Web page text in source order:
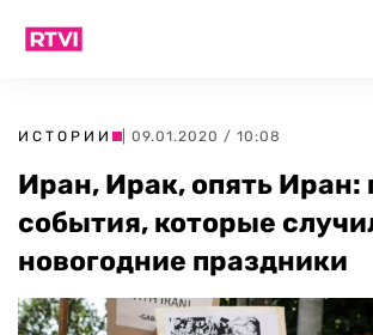
ИСТОРИИ | 09.01.2020 / 10:08
Иран, Ирак, опять Иран:
события, которые
новогодние праздники